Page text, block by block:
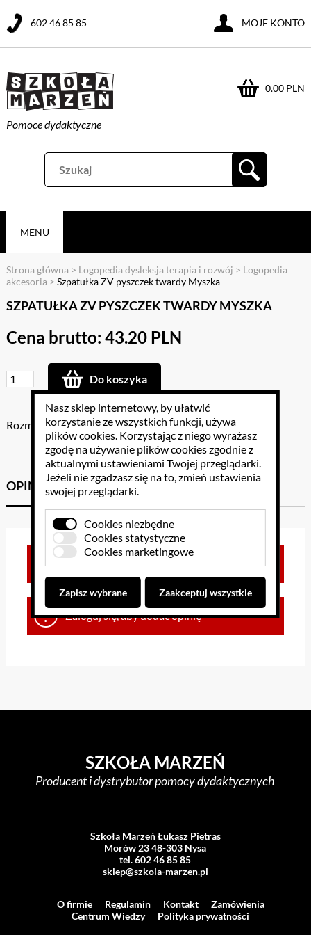
Pomoce dydaktyczne
0.00 PLN
602 46 85 85 MOJE KONTO
MENU
Strona główna > Logopedia dysleksja terapia i rozwój > Logopedia
akcesoria > Szpatułka ZV pyszczek twardy Myszka
SZPATUŁKA ZV PYSZCZEK TWARDY MYSZKA
Cena brutto: 43.20 PLN
Do koszyka
Rozmiar: .
OPINIE KLIENTÓW GPSR
Brak opinii dla towaru
Zaloguj się, aby dodać opinię
SZKOŁA MARZEŃ
Producent i dystrybutor pomocy dydaktycznych
Szkoła Marzeń Łukasz Pietras
Morów 23 48-303 Nysa
tel. 602 46 85 85
sklep@szkola-marzen.pl
O firmie Regulamin Kontakt
Zamówienia
Centrum Wiedzy
Polityka prywatności
Nasz sklep internetowy, by ułatwić
korzystanie ze wszystkich funkcji, używa
plików cookies. Korzystając z niego wyrażasz
zgodę na używanie plików cookies zgodnie z
aktualnymi ustawieniami Twojej przeglądarki.
Jeżeli nie zgadzasz się na to, zmień ustawienia
swojej przeglądarki.
Cookies niezbędne
Cookies statystyczne
Cookies marketingowe
Zapisz wybrane Zaakceptuj wszystkie